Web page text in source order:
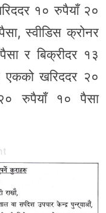
१० रुपैयाँ २०
स्वीडिस क्रोनर
र बिक्रीदर १३
खरिददर २०
रुपैयाँ १० पैसा